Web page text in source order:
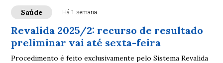
Saúde Há 1 semana
Revalida 2025/2: recurso de resultado
preliminar vai até sexta-feira
Procedimento é feito exclusivamente pelo Sistema Revalida